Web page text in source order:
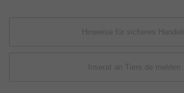
Hinweise für sicheres Handeln
Inserat an Tiere.de melden